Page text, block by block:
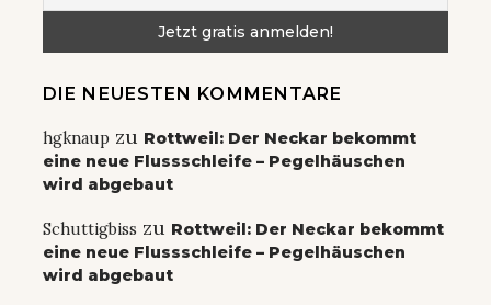
DIE NEUESTEN KOMMENTARE
hgknaup zu Rottweil: Der Neckar bekommt
eine neue Flussschleife – Pegelhäuschen
wird abgebaut
Schuttigbiss zu Rottweil: Der Neckar bekommt
eine neue Flussschleife – Pegelhäuschen
wird abgebaut